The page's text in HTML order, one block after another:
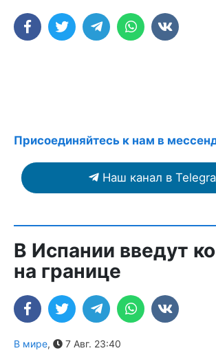
Присоединяйтесь к нам в
Наш канал в
В Испании введут
на границе
В мире, 7 Авг. 23:40